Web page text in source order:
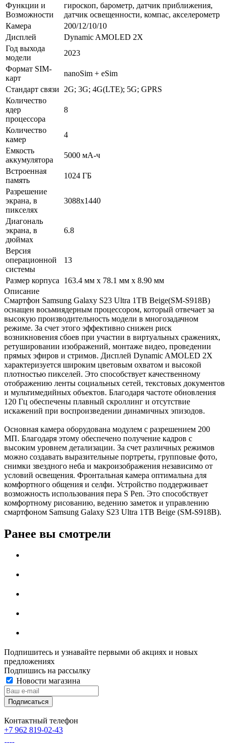
Функции и
Возможности
гироскоп, барометр, датчик приближения,
датчик освещенности, компас, акселерометр
Камера
200/12/10/10
Дисплей
Dynamic AMOLED 2X
Год выхода
модели
2023
Формат SIM-
карт
nanoSim + eSim
Стандарт связи
2G; 3G; 4G(LTE); 5G; GPRS
Количество
ядер
процессора
8
Количество
камер
4
Емкость
аккумулятора
5000 мА-ч
Встроенная
память
1024 ГБ
Разрешение
экрана, в
пикселях
3088x1440
Диагональ
экрана, в
дюймах
6.8
Версия
операционной
системы
13
Размер корпуса
163.4 мм x 78.1 мм x 8.90 мм
Описание
Смартфон Samsung Galaxy S23 Ultra 1TB Beige(SM-S918B)
оснащен восьмиядерным процессором, который отвечает за
высокую производительность модели в многозадачном
режиме. За счет этого эффективно снижен риск
возникновения сбоев при участии в виртуальных сражениях,
ретушировании изображений, монтаже видео, проведении
прямых эфиров и стримов. Дисплей Dynamic AMOLED 2X
характеризуется широким цветовым охватом и высокой
плотностью пикселей. Это способствует качественному
отображению ленты социальных сетей, текстовых документов
и мультимедийных объектов. Благодаря частоте обновления
120 Гц обеспечены плавный скроллинг и отсутствие
искажений при воспроизведении динамичных эпизодов.
Основная камера оборудована модулем с разрешением 200
МП. Благодаря этому обеспечено получение кадров с
высоким уровнем детализации. За счет различных режимов
можно создавать выразительные портреты, групповые фото,
снимки звездного неба и макроизображения независимо от
условий освещения. Фронтальная камера оптимальна для
комфортного общения и селфи. Устройство поддерживает
возможность использования пера S Pen. Это способствует
комфортному рисованию, ведению заметок и управлению
смартфоном Samsung Galaxy S23 Ultra 1TB Beige (SM-S918B).
Ранее вы смотрели
Подпишитесь и узнавайте первыми об акциях и новых
предложениях
Подпишись на рассылку
Новости магазина
Контактный телефон
+7 962 819-02-43